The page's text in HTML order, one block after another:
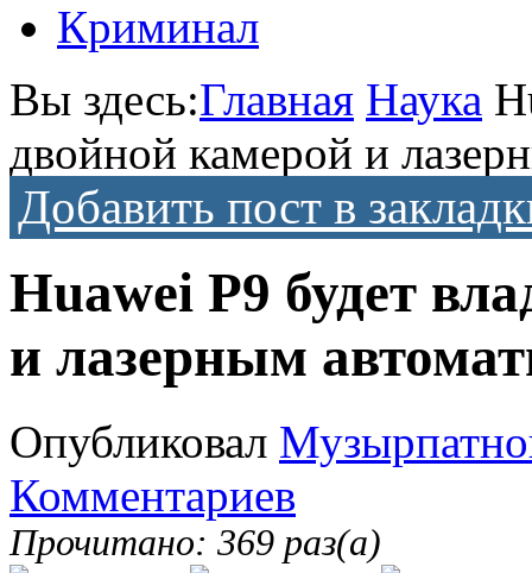
Криминал
Вы здесь:Главная Наука
двойной камерой и
Добавить пост в
Huawei P9 будет
и лазерным
Опубликовал
Комментариев
Прочитано: 369 раз(а)